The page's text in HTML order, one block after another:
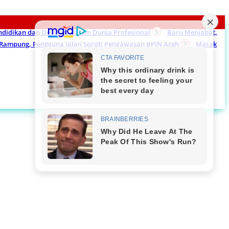
dan Dedikasi dalam Dunia Profesional
Baru Menjabat,
Pengguna Jalan Soroti Pengawasan BPJN Aceh
Marak